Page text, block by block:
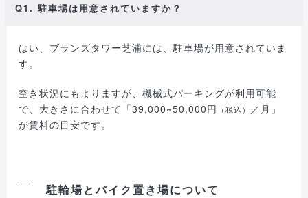
Q1. 駐車場は用意されていますか？
はい、ブランズタワー芝浦には、駐車場が用意されていま
す。
空き状況にもよりますが、機械式パーキングが利用可能
で、大きさに合わせて「39,000~50,000円 （税込）
／月」
が賃料の目安です。
駐輪場とバイク置き場について